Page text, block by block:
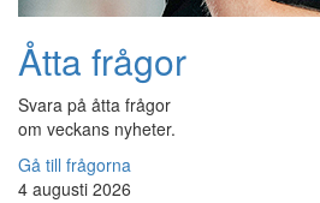
Åtta frågor
Svara på åtta frågor
om veckans nyheter.
Gå till frågorna
4 augusti 2026